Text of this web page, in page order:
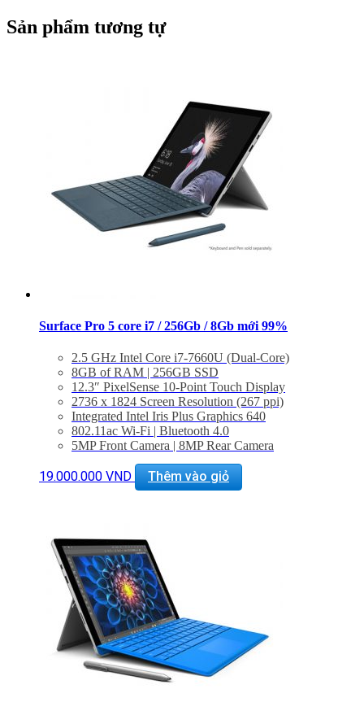
Sản phẩm tương tự
Surface Pro 5 core i7 / 256Gb / 8Gb mới 99%
2.5 GHz Intel Core i7-7660U (Dual-Core)
8GB of RAM | 256GB SSD
12.3″ PixelSense 10-Point Touch Display
2736 x 1824 Screen Resolution (267 ppi)
Integrated Intel Iris Plus Graphics 640
802.11ac Wi-Fi | Bluetooth 4.0
5MP Front Camera | 8MP Rear Camera
microSD Card Slot
Windows 10 Pro
– Giảm giá 20% khi mua phụ kiện túi chống shock và
balo
19.000.000 VND Thêm vào giỏ